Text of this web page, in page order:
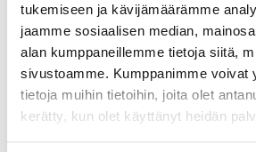
tukemiseen ja kävijämäärämme
jaamme sosiaalisen median,
alan kumppaneillemme tietoja siitä,
sivustoamme. Kumppanimme voivat
tietoja muihin tietoihin, joita olet
kerätty, kun olet käyttänyt heidän